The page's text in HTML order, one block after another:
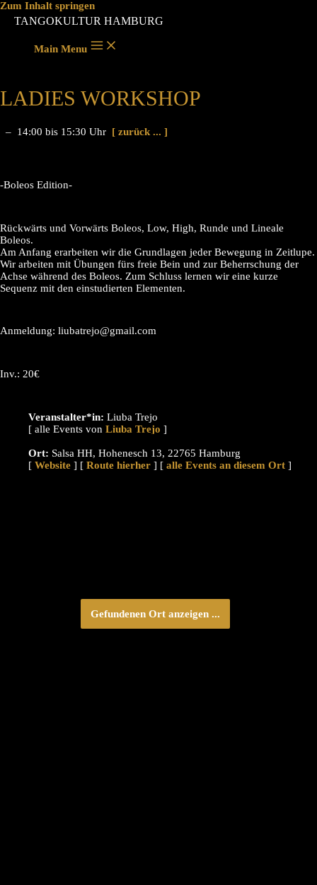
Zum Inhalt springen
TANGOKULTUR HAMBURG
Main Menu
LADIES WORKSHOP
– 14:00 bis 15:30 Uhr [ zurück ... ]
-Boleos Edition-
Rückwärts und Vorwärts Boleos, Low, High, Runde und Lineale
Boleos.
Am Anfang erarbeiten wir die Grundlagen jeder Bewegung in Zeitlupe.
Wir arbeiten mit Übungen fürs freie Bein und zur Beherrschung der
Achse während des Boleos. Zum Schluss lernen wir eine kurze
Sequenz mit den einstudierten Elementen.
Anmeldung: liubatrejo@gmail.com
Inv.: 20€
Veranstalter*in: Liuba Trejo
[ alle Events von
]
Ort: Salsa HH, Hohenesch 13, 22765 Hamburg
[ Website ] [ Route hierher ] [ alle Events an diesem Ort ]